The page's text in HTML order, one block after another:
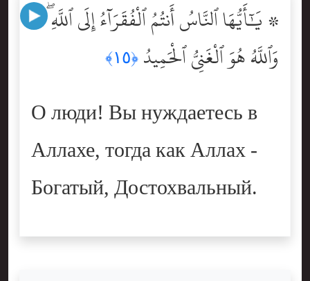
۞ يَٰٓأَيُّهَا ٱلنَّاسُ أَنتُمُ ٱلْفُقَرَآءُ إِلَى ٱللَّهِ ۖ
وَٱللَّهُ هُوَ ٱلْغَنِىُّ ٱلْحَمِيدُ ﴿١٥﴾
О люди! Вы нуждаетесь в
Аллахе, тогда как Аллах -
Богатый, Достохвальный.